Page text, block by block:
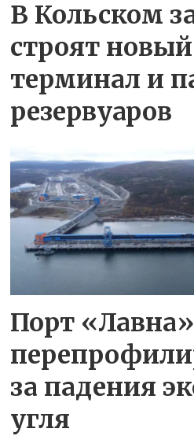
В Кольском
строят
терминал и
резервуаров
Порт
за падения
угля